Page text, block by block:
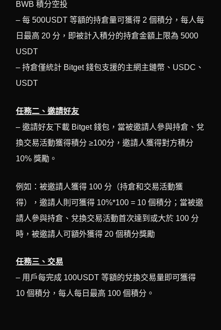
BWB 積分空投
– 每 500USDT 等額的持倉量可獲得 2 個積分，每人每
日最高 20 分，即被計入積分的持倉金額上限為 5000
USDT
– 持倉僅統計 Bitget 錢包支援的主網主鏈幣、USDC、
USDT
任務二、邀請好友
– 邀請好友下載 Bitget 錢包，當被邀請人參與持倉、兌
換交易活動獲得積分 ≥100分，邀請人獲得對方積分
10% 獎勵。
例如：被邀請人獲得 100 分（持倉和交易活動獲
得），邀請人則可獲得 10%*100 = 10 個積分；當被邀
請人參與持倉、兌換交易活動首次達到或大於 100 分
時，被邀請人可額外獲得 20 個積分獎勵
任務三、交易
– 用戶每完成 100USDT 等額的兌換交易量即可獲得
10 個積分，每人每日最高 100 個積分。